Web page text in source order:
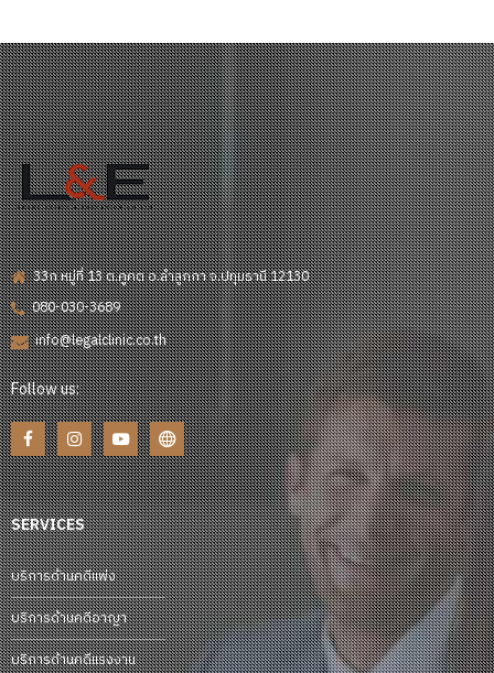
33ก หมู่ที่ 13 ต.คูคต อ.ลำลูกกา จ.ปทุมธานี 12130
080-030-3689
info@legalclinic.co.th
Follow us:
SERVICES
บริการด้านคดีแพ่ง
บริการด้านคดีอาญา
บริการด้านคดีแรงงาน